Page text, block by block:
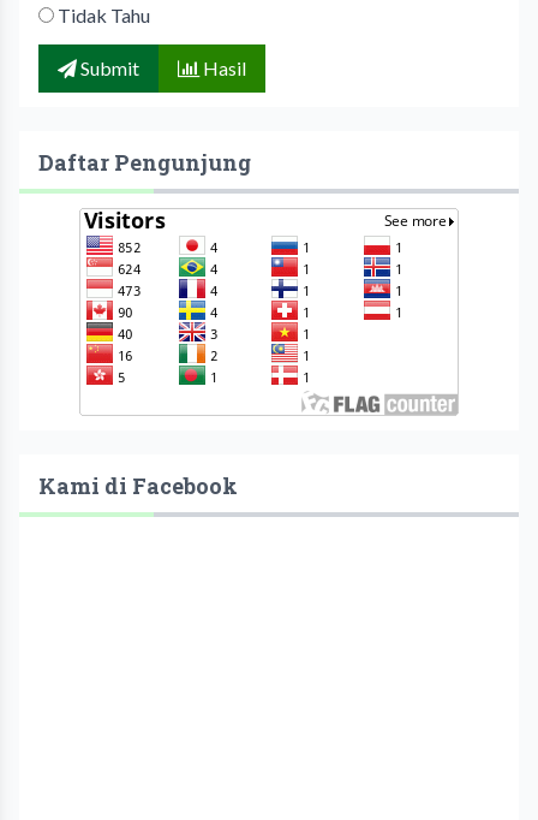
Tidak Tahu
Submit Hasil
Daftar Pengunjung
Kami di Facebook